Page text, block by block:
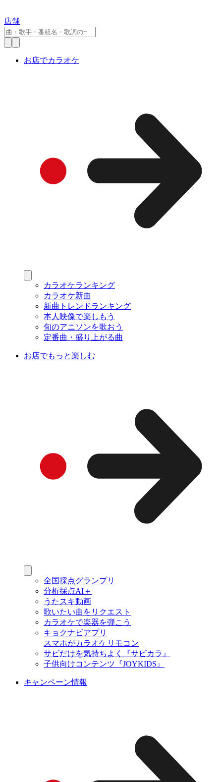
店舗
お店でカラオケ
カラオケランキング
カラオケ新曲
新曲トレンドランキング
本人映像で楽しもう
旬のアニソンを歌おう
定番曲・盛り上がる曲
お店でもっと楽しむ
全国採点グランプリ
分析採点AI＋
うたスキ動画
歌いたい曲をリクエスト
カラオケで楽器を弾こう
キョクナビアプリ
スマホがカラオケリモコン
サビだけを気持ちよく『サビカラ』
子供向けコンテンツ『JOYKIDS』
キャンペーン情報